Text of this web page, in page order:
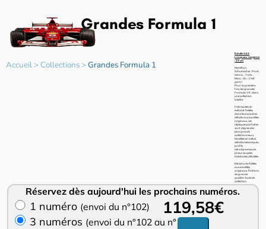
Accueil> Collections>Grandes Formula 1
Échelle 1/24
Longueur moyenne
: 23 cm
Hamilton,
Schumacher, Prost,
Senna... Trois…
Deux… Un… C’est
parti !
Pour la première
fois, les grandes
Formula 1®, dans
une collection
inédite.
Fabriquées en
métal et fidèles
dans les moindres
détails aux modèles
originaux, ces
répliques parfaites
sont dignes des
plus grands
collectionneurs.
Modèles en métal,
détails mécaniques,
profils
aérodynamiques,
pneus souples,
habitacles détaillés.
Miniatures fidèles
aux modèles
originaux, finitions
de grande
qualité. Socle de
collection.
Grandes Formula 1
Réservez dès aujourd'hui les prochains numéros.
1 numéro (envoi du n°102)
3 numéros (envoi du n°102 au n°104)
119,58€